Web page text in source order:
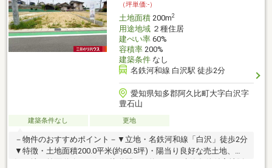
（坪単価:-）
土地面積200m2
用途地域２種住居
建ぺい率60%
容積率200%
建築条件なし
名鉄河和線 白沢駅 徒歩2分
愛知県知多郡阿久比町大字白沢字
豊石山
建築条件なし 更地
－物件のおすすめポイント－▼立地・名鉄河和線「白沢」徒歩2分
▼特徴・土地面積200.0平米(約60.5坪)・陽当り良好な売土地、現
況更地・前面道路は西側、接道間口は約8.0m・建築条件付宅地販